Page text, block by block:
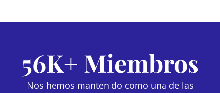
56K+ Miembros
Nos hemos mantenido como una de las